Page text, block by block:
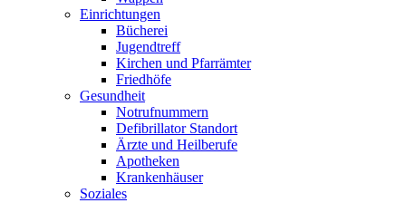
Einrichtungen
Bücherei
Jugendtreff
Kirchen und Pfarrämter
Friedhöfe
Gesundheit
Notrufnummern
Defibrillator Standort
Ärzte und Heilberufe
Apotheken
Krankenhäuser
Soziales